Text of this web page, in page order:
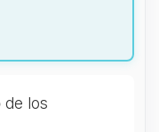
de los